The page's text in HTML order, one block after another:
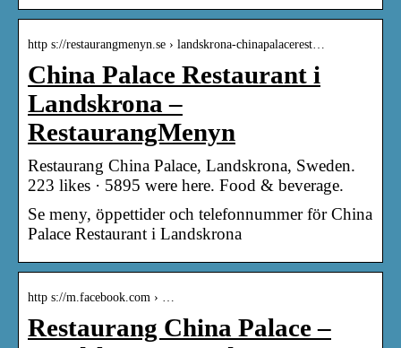
http s://restaurangmenyn.se › landskrona-chinapalacerest…
China Palace Restaurant i
Landskrona –
RestaurangMenyn
Restaurang China Palace, Landskrona, Sweden.
223 likes · 5895 were here. Food & beverage.
Se meny, öppettider och telefonnummer för China
Palace Restaurant i Landskrona
http s://m.facebook.com › …
Restaurang China Palace –